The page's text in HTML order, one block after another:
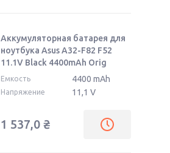
Аккумуляторная батарея для
ноутбука Asus A32-F82 F52
11.1V Black 4400mAh Orig
Емкость 4400 mAh
Напряжение 11,1 V
1 537,0 ₴